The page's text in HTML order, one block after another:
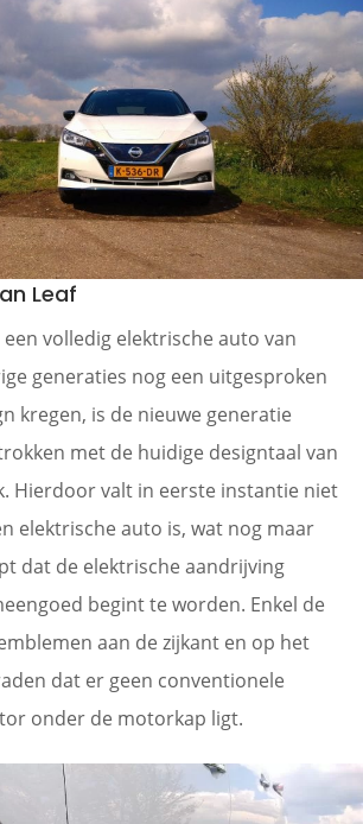
Leaf
een volledig elektrische auto van
generaties nog een uitgesproken
kregen, is de nieuwe generatie
met de huidige designtaal van
Hierdoor valt in eerste instantie niet
elektrische auto is, wat nog maar
dat de elektrische aandrijving
begint te worden. Enkel de
aan de zijkant en op het
dat er geen conventionele
onder de motorkap ligt.